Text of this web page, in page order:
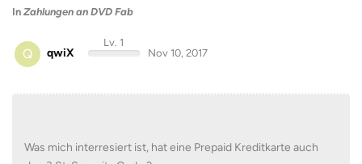
In Zahlungen an DVD Fab
Q qwiX
Lv. 1
Nov 10, 2017
Was mich interresiert ist, hat eine Prepaid Kreditkarte auch